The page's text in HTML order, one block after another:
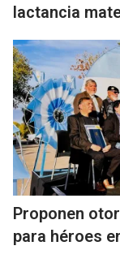
lactancia
Proponen
para héroes